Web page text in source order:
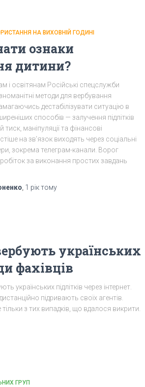
НА ВИХОВНІЙ ГОДИНІ
ознаки
дитини?
і освітянам Російські спецслужби
методи для вербування
дестабілізувати ситуацію в
способів — залучення підлітків
тиск, маніпуляції та фінансові
на звʼязок виходять через соціальні
зокрема телеграм-канали. Ворог
за виконання простих завдань
, 1 ріктому
українських
фахівців
українських підлітків через інтернет.
підривають своїх агентів.
з тих випадків, що вдалося викрити.
ГРУП